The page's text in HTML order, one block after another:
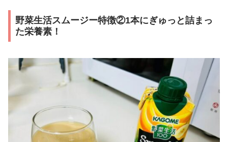
野菜生活スムージー特徴②1本にぎゅっと詰まっ
た栄養素！